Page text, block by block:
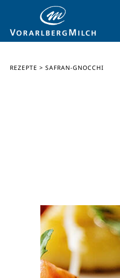
REZEPTE > SAFRAN-GNOCCHI